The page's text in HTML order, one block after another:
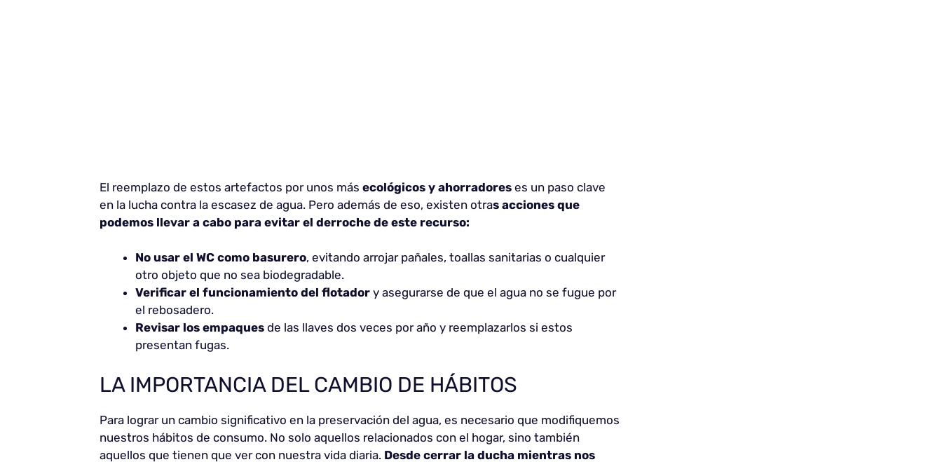
El reemplazo de estos artefactos por unos más ecológicos y ahorradores es un paso clave
en la lucha contra la escasez de agua. Pero además de eso, existen otras acciones que
podemos llevar a cabo para evitar el derroche de este recurso:
No usar el WC como basurero, evitando arrojar pañales, toallas sanitarias o cualquier
otro objeto que no sea biodegradable.
Verificar el funcionamiento del flotador y asegurarse de que el agua no se fugue por
el rebosadero.
Revisar los empaques de las llaves dos veces por año y reemplazarlos si estos
presentan fugas.
LA IMPORTANCIA DEL CAMBIO DE HÁBITOS
Para lograr un cambio significativo en la preservación del agua, es necesario que modifiquemos
nuestros hábitos de consumo. No solo aquellos relacionados con el hogar, sino también
aquellos que tienen que ver con nuestra vida diaria. Desde cerrar la ducha mientras nos